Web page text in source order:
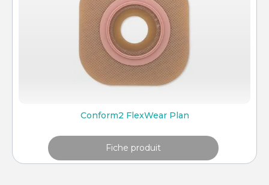
Conform2 FlexWear Plan
Fiche produit